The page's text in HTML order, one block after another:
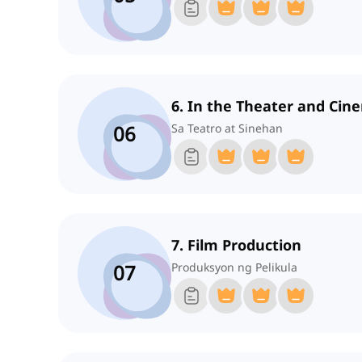
06
6. In the Theater and
Sa Teatro at Sinehan
07
7. Film Production
Produksyon ng Pelikula